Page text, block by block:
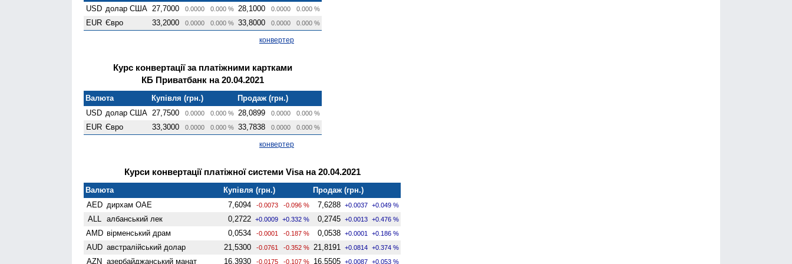
USD долар США 27,7000 0.0000 0.000 % 28,1000 0.0000 0.000 %
EUR Євро 33,2000 0.0000 0.000 % 33,8000 0.0000 0.000 %
конвертер
Курс конвертації за платіжними картками
КБ Приватбанк на 20.04.2021
Валюта Купівля (грн.)
Продаж (грн.)
USD долар США 27,7500 0.0000 0.000 % 28,0899 0.0000 0.000 %
EUR Євро 33,3000 0.0000 0.000 % 33,7838 0.0000 0.000 %
конвертер
Курси конвертації платіжної системи Visa на 20.04.2021
Валюта Купівля (грн.)
Продаж (грн.)
AED дирхам ОАЕ 7,6094 -0.0073 -0.096 % 7,6288 +0.0037 +0.049 %
ALL албанський лек 0,2722 +0.0009 +0.332 % 0,2745 +0.0013 +0.476 %
AMD вiрменський драм 0,0534 -0.0001 -0.187 % 0,0538 +0.0001 +0.186 %
AUD австралійський долар 21,5300 -0.0761 -0.352 % 21,8191 +0.0814 +0.374 %
AZN азербайджанський манат 16,3930 -0.0175 -0.107 % 16,5505 +0.0087 +0.053 %